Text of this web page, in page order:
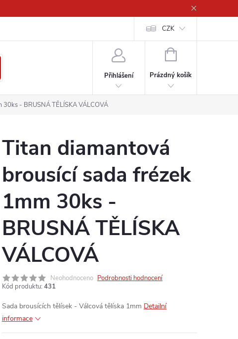
CZK
Přihlášení
NÁKUPNÍ
Prázdný košík
- BRUSNÁ TĚLÍSKA VÁLCOVÁ
Titan diamantová
brousící sada frézek
1mm 30ks -
BRUSNÁ TĚLÍSKA
VÁLCOVÁ
Neohodnoceno Podrobnosti hodnocení
Kód produktu: 431
Sada brousících tělísek - Válcová tělíska 1mm Detailní
informace